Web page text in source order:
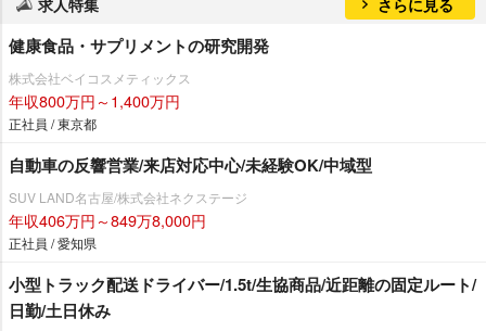
健康食品・サプリメントの研究開発
株式会社ベイコスメティックス
年収800万円～1,400万円
正社員 / 東京都
自動車の反響営業/来店対応中心/未経験OK/中域型
SUV LAND名古屋/株式会社ネクステージ
年収406万円～849万8,000円
正社員 / 愛知県
小型トラック配送ドライバー/1.5t/生協商品/近距離の固定ルート/
日勤/土日休み